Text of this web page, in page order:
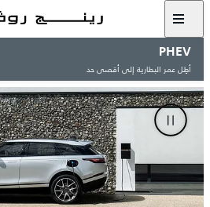
PHEV
أطِل عمر البطارية إلى أقصى حد